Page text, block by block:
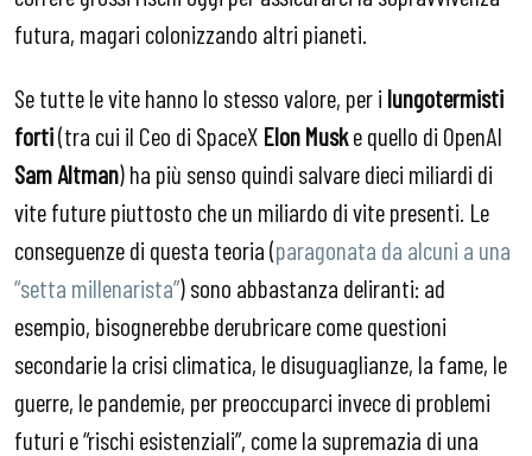
futura, magari colonizzando altri pianeti.
Se tutte le vite hanno lo stesso valore, per i lungotermisti
forti(tra cui il Ceo di SpaceX Elon Muske quello di OpenAI
Sam Altman) ha più senso quindi salvare dieci miliardi di
vite future piuttosto che un miliardo di vite presenti. Le
conseguenze di questa teoria (paragonata da alcuni a una
“setta millenarista”) sono abbastanza deliranti: ad
esempio, bisognerebbe derubricare come questioni
secondarie la crisi climatica, le disuguaglianze, la fame, le
guerre, le pandemie, per preoccuparci invece di problemi
futuri e “rischi esistenziali”, come la supremazia di una